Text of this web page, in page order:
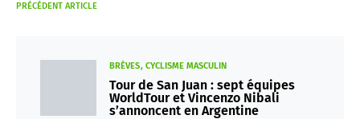
PRÉCÉDENT ARTICLE
BRÈVES CYCLISME MASCULIN
Tour de San Juan : sept équipes
WorldTour et Vincenzo Nibali
s’annoncent en Argentine